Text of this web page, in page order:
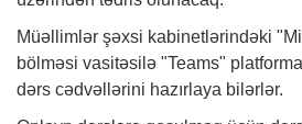
Müəllimlər şəxsi kabinetlərindəki
bölməsi vasitəsilə "Teams"
dərs cədvəllərini hazırlaya bilərlər.